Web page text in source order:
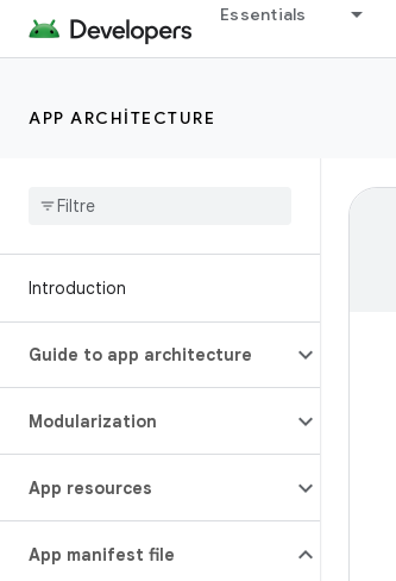
Essentials
APP ARCHITECTURE
Introduction
Guide to app architecture
Modularization
App resources
App manifest file